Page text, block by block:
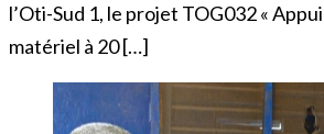
l’Oti-Sud 1, le projet TOG032 «
matériel à 20 […]